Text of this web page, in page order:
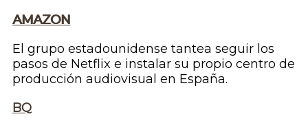
AMAZON
El grupo estadounidense tantea seguir los
pasos de Netflix e instalar su propio centro de
producción audiovisual en España.
BQ